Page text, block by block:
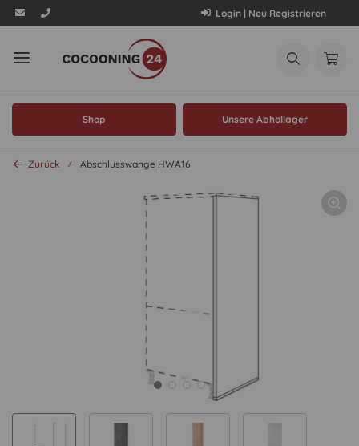
Login | Neu Registrieren
Shop Unsere Abhollager
Zurück Abschlusswange HWA16